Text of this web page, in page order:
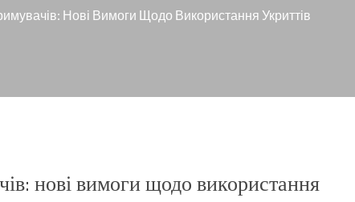
Нові Вимоги Щодо Використання Укриттів
нові вимоги щодо використання